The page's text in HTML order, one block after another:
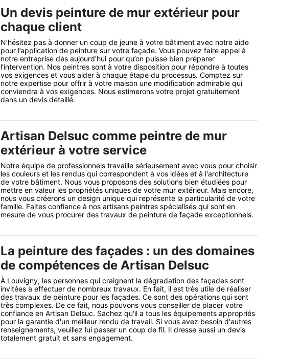
Un devis peinture de mur extérieur pour
chaque client
N’hésitez pas à donner un coup de jeune à votre bâtiment avec notre aide
pour l’application de peinture sur votre façade. Vous pouvez faire appel à
notre entreprise dès aujourd'hui pour qu’on puisse bien préparer
l’intervention. Nos peintres sont à votre disposition pour répondre à toutes
vos exigences et vous aider à chaque étape du processus. Comptez sur
notre expertise pour offrir à votre maison une modification admirable qui
conviendra à vos exigences. Nous estimerons votre projet gratuitement
dans un devis détaillé.
Artisan Delsuc comme peintre de mur
extérieur à votre service
Notre équipe de professionnels travaille sérieusement avec vous pour choisir
les couleurs et les rendus qui correspondent à vos idées et à l'architecture
de votre bâtiment. Nous vous proposons des solutions bien étudiées pour
mettre en valeur les propriétés uniques de votre mur extérieur. Mais encore,
nous vous créerons un design unique qui représente la particularité de votre
famille. Faites confiance à nos artisans peintres spécialisés qui sont en
mesure de vous procurer des travaux de peinture de façade exceptionnels.
La peinture des façades : un des domaines
de compétences de Artisan Delsuc
À Louvigny, les personnes qui craignent la dégradation des façades sont
invitées à effectuer de nombreux travaux. En fait, il est très utile de réaliser
des travaux de peinture pour les façades. Ce sont des opérations qui sont
très complexes. De ce fait, nous pouvons vous conseiller de placer votre
confiance en Artisan Delsuc. Sachez qu'il a tous les équipements appropriés
pour la garantie d'un meilleur rendu de travail. Si vous avez besoin d'autres
renseignements, veuillez lui passer un coup de fil. Il dresse aussi un devis
totalement gratuit et sans engagement.